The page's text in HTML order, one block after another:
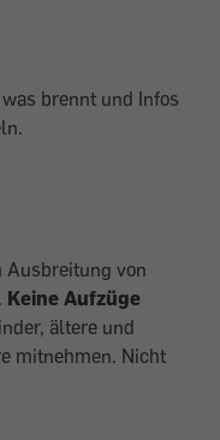
brennt und Infos
Ausbreitung von
Keine Aufzüge
ältere und
mitnehmen. Nicht